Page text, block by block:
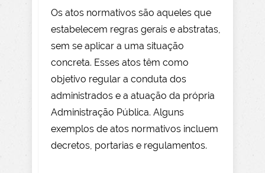
Os atos normativos são aqueles que
estabelecem regras gerais e abstratas,
sem se aplicar a uma situação
concreta. Esses atos têm como
objetivo regular a conduta dos
administrados e a atuação da própria
Administração Pública. Alguns
exemplos de atos normativos incluem
decretos, portarias e regulamentos.